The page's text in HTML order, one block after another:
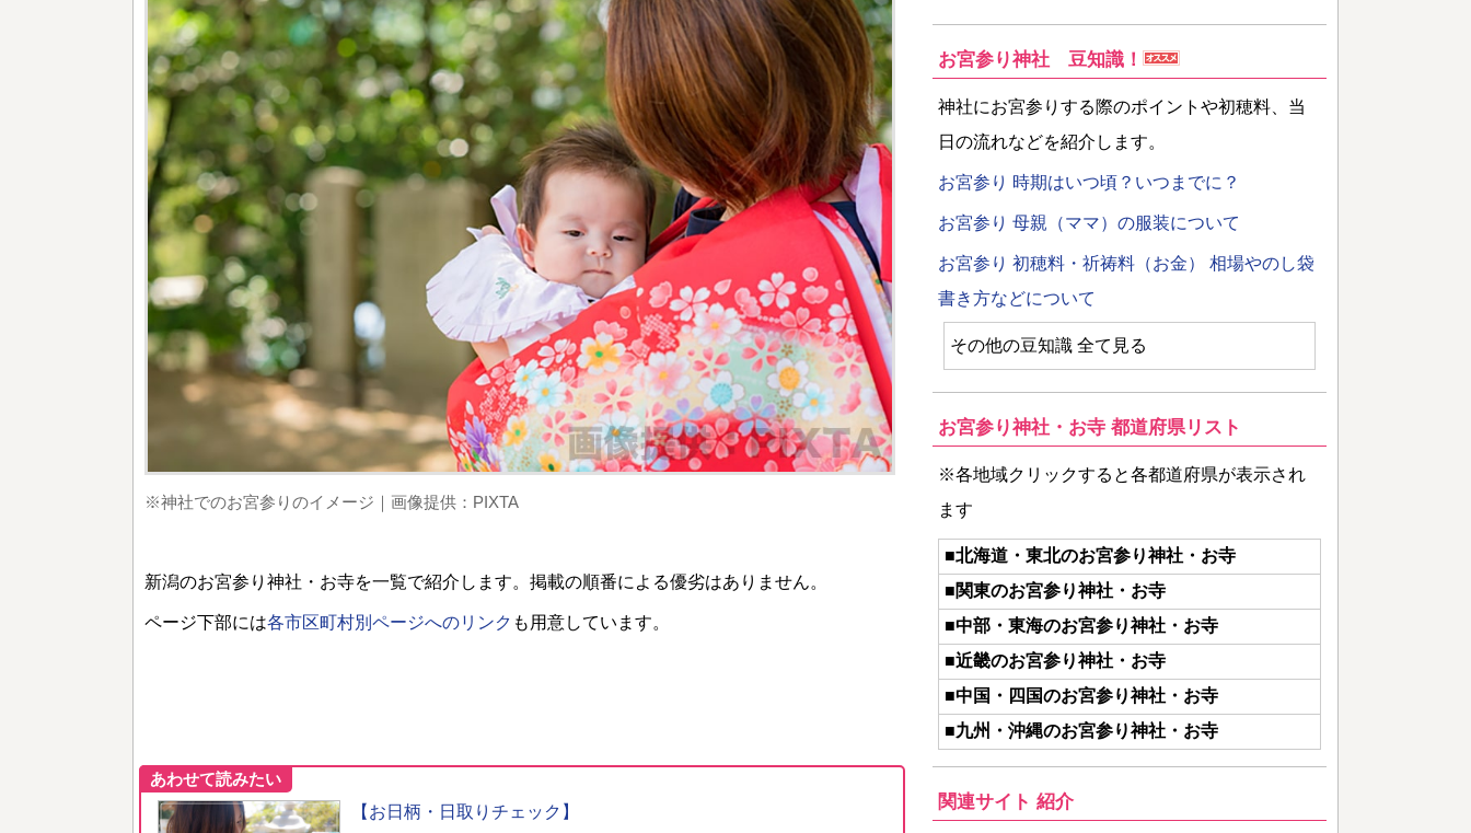
※神社でのお宮参りのイメージ｜画像提供：PIXTA
新潟のお宮参り神社・お寺を一覧で紹介します。掲載の順番による優劣はありません。
ページ下部には各市区町村別ページへのリンク も用意しています。
あわせて読みたい
【お日柄・日取りチェック】
お宮参り神社 豆知識！
神社にお宮参りする際のポイントや初穂料、当
日の流れなどを紹介します。
お宮参り 時期はいつ頃？いつまでに？
お宮参り 母親（ママ）の服装について
お宮参り 初穂料・祈祷料（お金） 相場やのし袋
書き方などについて
その他の豆知識 全て見る
お宮参り神社・お寺 都道府県リスト
※各地域クリックすると各都道府県が表示され
ます
■北海道・東北のお宮参り神社・お寺
■関東のお宮参り神社・お寺
■中部・東海のお宮参り神社・お寺
■近畿のお宮参り神社・お寺
■中国・四国のお宮参り神社・お寺
■九州・沖縄のお宮参り神社・お寺
関連サイト 紹介